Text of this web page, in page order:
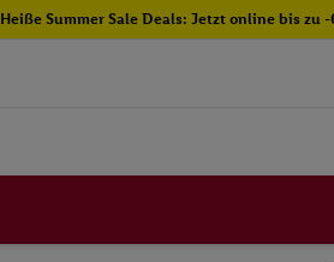
Heiße Summer Sale Deals: Jetzt online bis zu